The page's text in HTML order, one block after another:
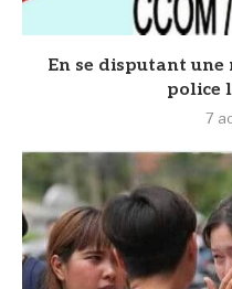
En se disputant une
police
7